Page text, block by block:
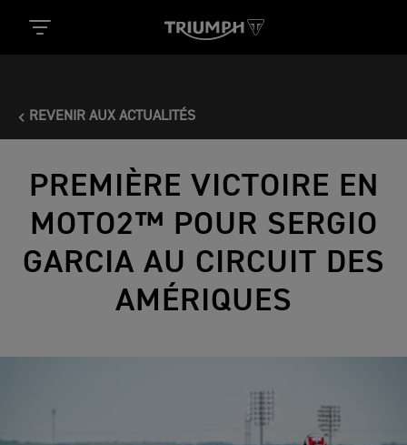
REVENIR AUX ACTUALITÉS
PREMIÈRE VICTOIRE EN
MOTO2™ POUR SERGIO
GARCIA AU CIRCUIT DES
AMÉRIQUES